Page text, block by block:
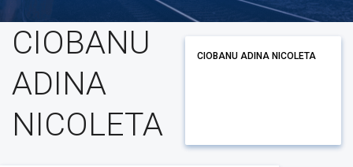
CIOBANU
ADINA
NICOLETA
CIOBANU ADINA NICOLETA